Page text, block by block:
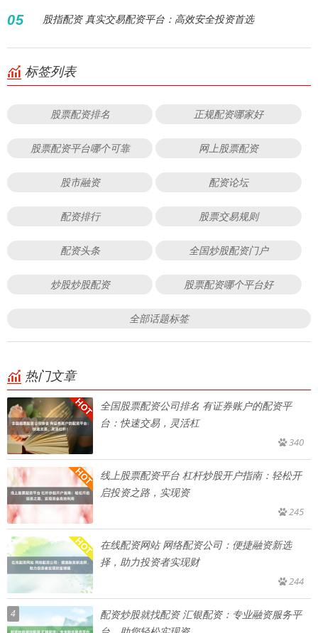
05 股指配资 真实交易配资平台：高效安全投资首选
标签列表
股票配资排名 正规配资哪家好
股票配资平台哪个可靠 网上股票配资
股市融资 配资论坛
配资排行 股票交易规则
配资头条 全国炒股配资门户
炒股炒股配资 股票配资哪个平台好
全部话题标签
热门文章
全国股票配资公司排名 有证券账户的配资平
台：快速交易，灵活杠
340
线上股票配资平台 杠杆炒股开户指南：轻松开
启投资之路，实现资
245
在线配资网站 网络配资公司：便捷融资新选
择，助力投资者实现财
244
4
配资炒股就找配资 汇银配资：专业融资服务平